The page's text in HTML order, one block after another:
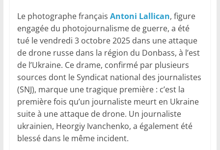
Le photographe français Antoni Lallican, figure
engagée du photojournalisme de guerre, a été
tué le vendredi 3 octobre 2025 dans une attaque
de drone russe dans la région du Donbass, à l’est
de l’Ukraine. Ce drame, confirmé par plusieurs
sources dont le Syndicat national des journalistes
(SNJ), marque une tragique première : c’est la
première fois qu’un journaliste meurt en Ukraine
suite à une attaque de drone. Un journaliste
ukrainien, Heorgiy Ivanchenko, a également été
blessé dans le même incident.